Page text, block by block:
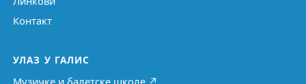
Контакт
УЛАЗ У ГАЛИС